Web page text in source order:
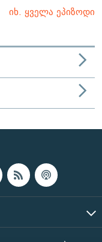
იხ. ყველა ეპიზოდი